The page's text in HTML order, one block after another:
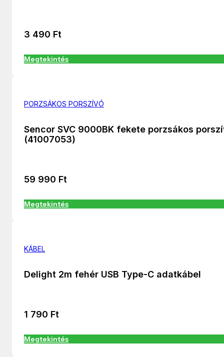
3 490 Ft
Megtekintés
PORZSÁKOS PORSZÍVÓ
Sencor SVC 9000BK fekete porzsákos
(41007053)
59 990 Ft
Megtekintés
KÁBEL
Delight 2m fehér USB Type-C adatkábel
1 790 Ft
Megtekintés